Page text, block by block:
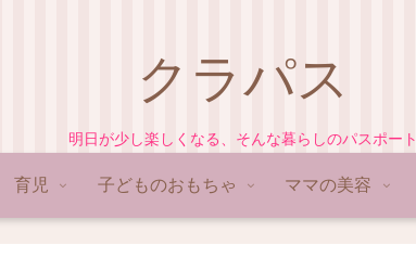
クラパス
明日が少し楽しくなる、そんな暮らしのパスポート
育児 子どものおもちゃ ママの美容